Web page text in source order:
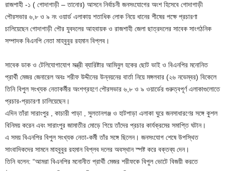
রাজশাহী -১ ( গোদাগাড়ী – তানোর) আসনে নির্বাচনী জনসংযোগের অংশ হিসেবে গোদাগাড়ী
পৌরসভার ৬,৮ ও ৯ নং ওয়ার্ড এলাকায় শতাধিক লোক নিয়ে ধানের শীষের পক্ষে প্রচারণা
চালিয়েছেন গোদাগাড়ী পৌর যুবদলের আহবায়ক ও রাজশাহী জেলা ছাত্রদলের সাবেক সাংগঠনিক
সম্পাদক বিএনপি নেতা মাহবুবুর রহমান বিপ্লব।
সাবেক ডাক ও টেলিযোগাযোগ মন্ত্রী ব্যারিষ্টার আমিনুল হকের ছোট ভাই ও বিএনপির মনোনিত
প্রার্থী মেজর জেনারেল অবঃ শরীফ উদ্দীনের উন্নয়নের বার্তা নিয়ে মঙ্গলবার (২৬ নভেম্বর) বিকেলে
তিনি বিপুল সংখ্যক নেতাকর্মীর অংশগ্রহণে পৌরসভার ৬,৮ ও ৯ ওয়ার্ডের গুরুত্বপূর্ণ এলাকাগুলোতে
প্রচার-প্রচারণা চালিয়েছেন।
এদিন তাঁরা সারাংপুর , কাচারী পাড়া , সুলতানগঞ্জ ও হাটপাড়া এলাকা ঘুরে জনসাধারণের সঙ্গে কুশল
বিনিময় করেন এবং সারাংপুর জামাতীর মোড়ে গিয়ে তাঁদের প্রচার কার্যক্রমের সমাপ্তি ঘটান।
এ সময় বিএনপির বিপুল সংখ্যক নেতা-কর্মী তাঁর সঙ্গে ছিলেন। জনসংযোগ শেষে উপস্থিত
সাংবাদিকদের সামনে মাহবুবুর রহমান বিপ্লব দলের অবস্থান স্পষ্ট করে বক্তব্য দেন।
তিনি বলেন: “আমরা বিএনপির মনোনীত প্রার্থী মেজর শরীফকে বিপুল ভোটে বিজয়ী করতে